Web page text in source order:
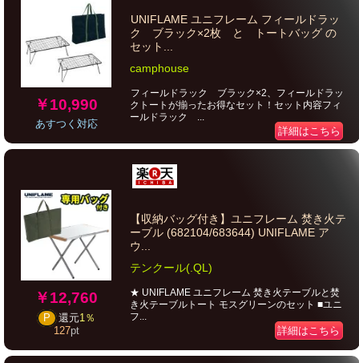
￥10,990
あすつく対応
UNIFLAME ユニフレーム フィールドラッ
ク ブラック×2枚 と トートバッグ の
セット...
camphouse
フィールドラック ブラック×2、フィールドラッ
クトートが揃ったお得なセット！セット内容フィ
ールドラック ...
詳細はこちら
￥12,760
P 還元1％
127pt
【収納バッグ付き】ユニフレーム 焚き火テ
ーブル (682104/683644) UNIFLAME ア
ウ...
テンクール(.QL)
★ UNIFLAME ユニフレーム 焚き火テーブルと焚
き火テーブルトート モスグリーンのセット ■ユニ
フ...
詳細はこちら